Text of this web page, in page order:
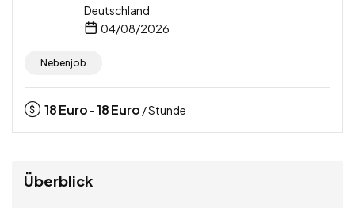
Deutschland
04/08/2026
Nebenjob
18Euro -18Euro / Stunde
Überblick